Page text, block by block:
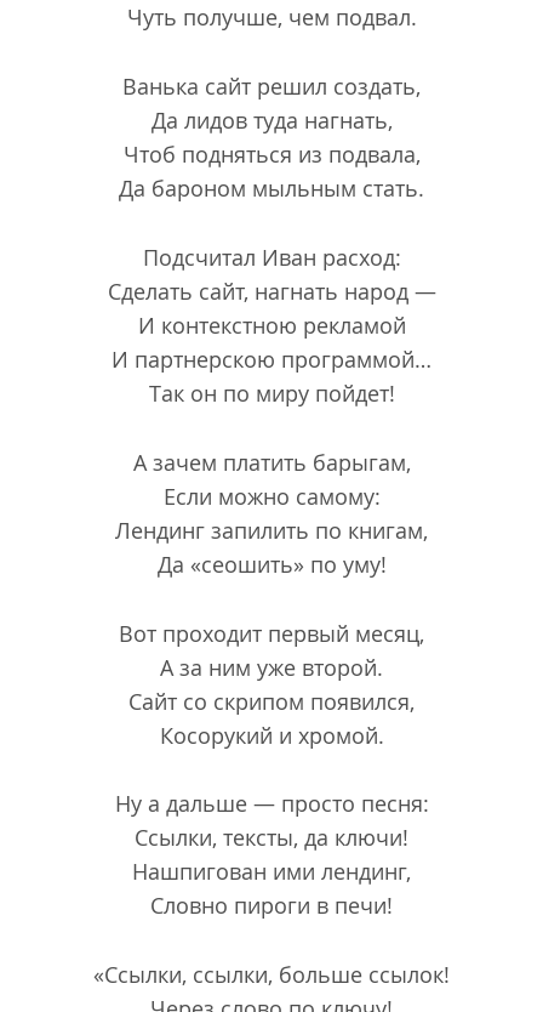
Чуть получше, чем подвал.
Ванька сайт решил создать,
Да лидов туда нагнать,
Чтоб подняться из подвала,
Да бароном мыльным стать.
Подсчитал Иван расход:
Сделать сайт, нагнать народ —
И контекстною рекламой
И партнерскою программой…
Так он по миру пойдет!
А зачем платить барыгам,
Если можно самому:
Лендинг запилить по книгам,
Да «сеошить» по уму!
Вот проходит первый месяц,
А за ним уже второй.
Сайт со скрипом появился,
Косорукий и хромой.
Ну а дальше — просто песня:
Ссылки, тексты, да ключи!
Нашпигован ими лендинг,
Словно пироги в печи!
«Ссылки, ссылки, больше ссылок!